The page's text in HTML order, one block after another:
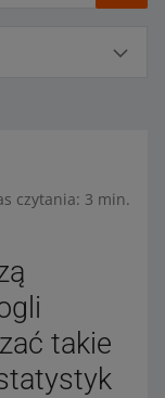
czytania: 3 min.
takie